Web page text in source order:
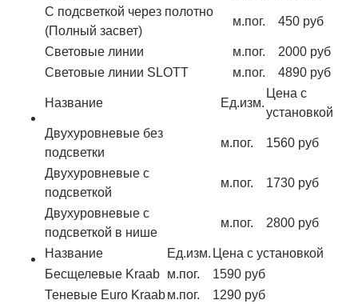
С подсветкой через полотно
(Полный засвет)
м.пог. 450 руб
Световые линии м.пог.
2000 руб
Световые линии SLOTT
м.пог. 4890 руб
Название Ед.изм.
Цена с
установкой
Двухуровневые без
подсветки
м.пог. 1560 руб
Двухуровневые с
подсветкой
м.пог. 1730 руб
Двухуровневые с
подсветкой в нише
м.пог. 2800 руб
Название Ед.изм. Цена с установкой
Бесщелевые Kraab м.пог.
1590 руб
Теневые Euro Kraabм.пог.
1290 руб